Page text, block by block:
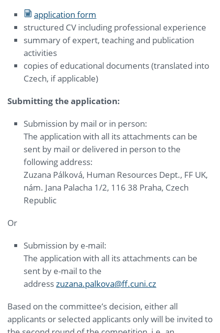
application form
structured CV including professional experience
summary of expert, teaching and publication
activities
copies of educational documents (translated into
Czech, if applicable)
Submitting the application:
Submission by mail or in person:
The application with all its attachments can be
sent by mail or delivered in person to the
following address:
Zuzana Pálková, Human Resources Dept., FF UK,
nám. Jana Palacha 1/2, 116 38 Praha, Czech
Republic
Or
Submission by e-mail:
The application with all its attachments can be
sent by e-mail to the
addresszuzana.palkova@ff.cuni.cz
Based on the committee’s decision, either all
applicants or selected applicants only will be invited to